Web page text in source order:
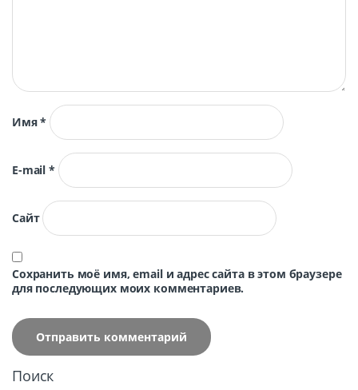
Имя*
E-mail*
Сайт
Сохранить моё имя, email и адрес сайта в этом браузере
для последующих моих комментариев.
Поиск